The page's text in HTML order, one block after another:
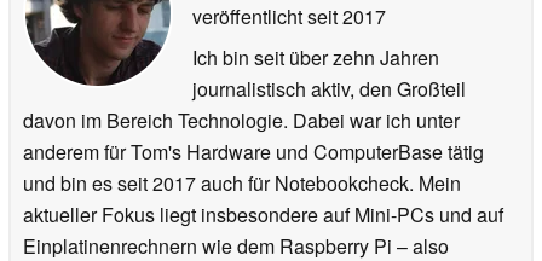
veröffentlichtseit 2017
Ich bin seit über zehn Jahren
journalistisch aktiv, den Großteil
davon im Bereich Technologie. Dabei war ich unter
anderem für Tom's Hardware und ComputerBase tätig
und bin es seit 2017 auch für Notebookcheck. Mein
aktueller Fokus liegt insbesondere auf Mini-PCs und auf
Einplatinenrechnern wie dem Raspberry Pi – also